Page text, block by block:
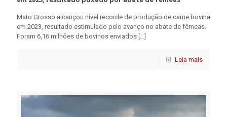
Mato Grosso alcançou nível recorde de produção de carne bovina
em 2023, resultado estimulado pelo avanço no abate de fêmeas.
Foram 6,16 milhões de bovinos enviados […]
Leia mais